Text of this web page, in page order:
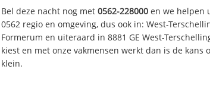
Bel deze nacht nog met 0562-228000 en we helpen
0562 regio en omgeving, dus ook in: West-
Formerum en uiteraard in 8881 GE West-
kiest en met onze vakmensen werkt dan is de kans
klein.